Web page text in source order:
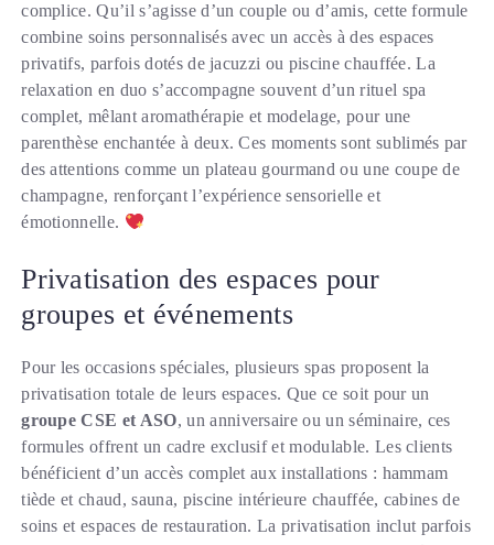
complice. Qu’il s’agisse d’un couple ou d’amis, cette formule
combine soins personnalisés avec un accès à des espaces
privatifs, parfois dotés de jacuzzi ou piscine chauffée. La
relaxation en duo s’accompagne souvent d’un rituel spa
complet, mêlant aromathérapie et modelage, pour une
parenthèse enchantée à deux. Ces moments sont sublimés par
des attentions comme un plateau gourmand ou une coupe de
champagne, renforçant l’expérience sensorielle et
émotionnelle.
Privatisation des espaces pour
groupes et événements
Pour les occasions spéciales, plusieurs spas proposent la
privatisation totale de leurs espaces. Que ce soit pour un
groupe CSE et ASO, un anniversaire ou un séminaire, ces
formules offrent un cadre exclusif et modulable. Les clients
bénéficient d’un accès complet aux installations : hammam
tiède et chaud, sauna, piscine intérieure chauffée, cabines de
soins et espaces de restauration. La privatisation inclut parfois